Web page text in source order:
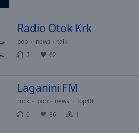
Radio Otok Krk
pop news
talk
2
62
Laganini FM
rock pop news
top40
0
86 1